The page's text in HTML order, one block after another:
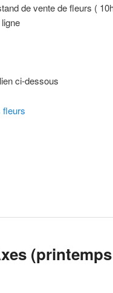
de vente de fleurs (
ci-dessous
(printemps